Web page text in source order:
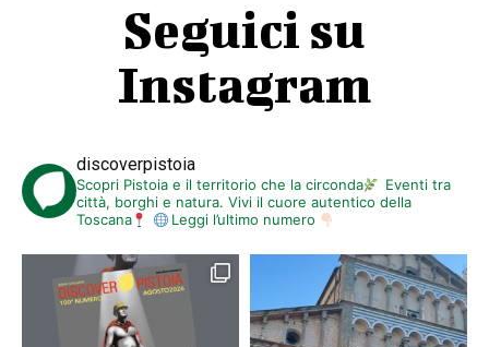
Seguici su
Instagram
discoverpistoia
Scopri Pistoia e il territorio che la circonda
Eventi tra
città, borghi e natura. Vivi il cuore autentico della
Toscana
Leggi l’ultimo numero